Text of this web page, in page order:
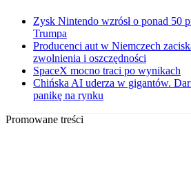
Zysk Nintendo wzrósł o ponad 50
Trumpa
Producenci aut w Niemczech
zwolnienia i oszczędności
SpaceX mocno traci po wynikach
Chińska AI uderza w gigantów.
panikę na rynku
Promowane treści